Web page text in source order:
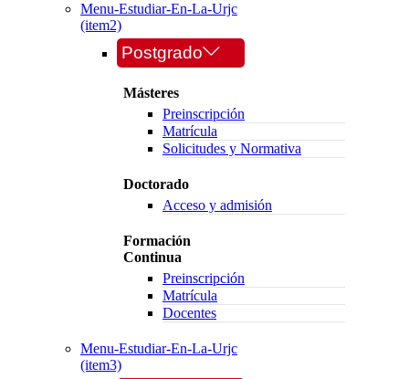
Menu-Estudiar-En-La-Urjc
(item2)
Postgrado
Másteres
Preinscripción
Matrícula
Solicitudes y Normativa
Doctorado
Acceso y admisión
Formación
Continua
Preinscripción
Matrícula
Docentes
Menu-Estudiar-En-La-Urjc
(item3)